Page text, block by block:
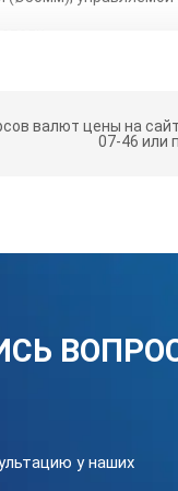
°С
в
50°С
валют цены на
07-46 или
у наших